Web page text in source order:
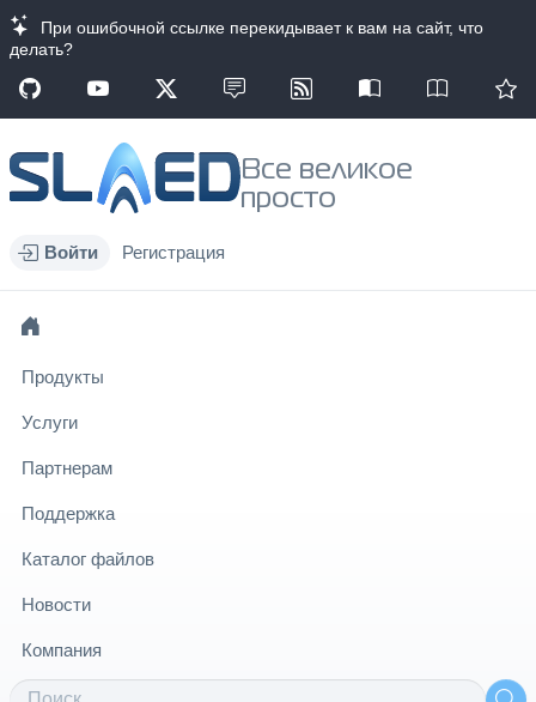
При ошибочной ссылке перекидывает к вам на сайт, что
делать?
Все великое
просто
Войти Регистрация
Продукты
Услуги
Партнерам
Поддержка
Каталог файлов
Новости
Компания